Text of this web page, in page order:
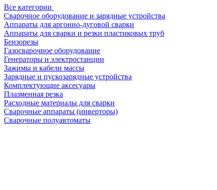
Все категории
Сварочное оборудование и зарядные устройства
Аппараты для аргонно-дуговой сварки
Аппараты для сварки и резки пластиковых труб
Бензорезы
Газосварочное оборудование
Генераторы и электростанции
Зажимы и кабели массы
Зарядные и пускозарядные устройства
Комплектующие аксесуары
Плазменная резка
Расходные материалы для сварки
Сварочные аппараты (инверторы)
Сварочные полуавтоматы